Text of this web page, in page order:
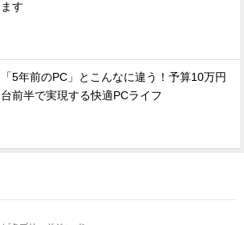
ます
「5年前のPC」とこんなに違う！予算10万円
台前半で実現する快適PCライフ